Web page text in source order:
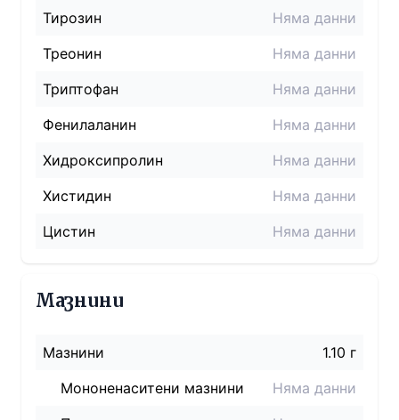
Тирозин
Няма данни
Треонин
Няма данни
Триптофан
Няма данни
Фенилаланин
Няма данни
Хидроксипролин
Няма данни
Хистидин
Няма данни
Цистин
Няма данни
Мазнини
Мазнини
1.10 г
Мононенаситени мазнини
Няма данни